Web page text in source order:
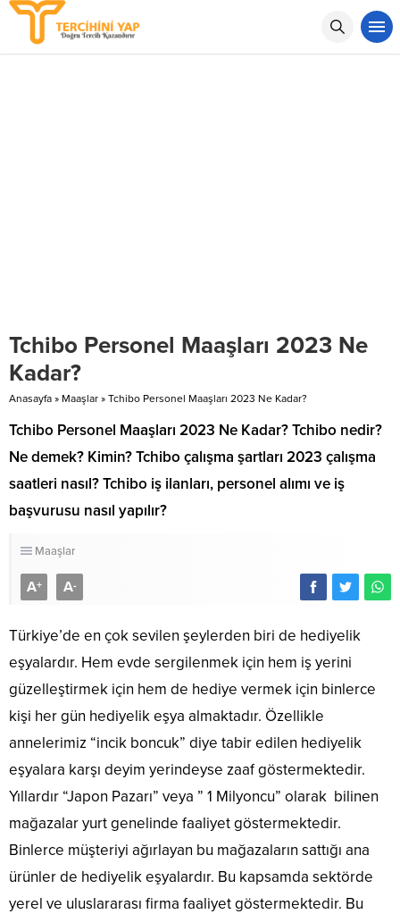
Tchibo Personel Maaşları 2023 Ne
Kadar?
Anasayfa » Maaşlar » Tchibo Personel Maaşları 2023 Ne Kadar?
Tchibo Personel Maaşları 2023 Ne Kadar? Tchibo nedir?
Ne demek? Kimin? Tchibo çalışma şartları 2023 çalışma
saatleri nasıl? Tchibo iş ilanları, personel alımı ve iş
başvurusu nasıl yapılır?
Maaşlar
A+ A-
Türkiye’de en çok sevilen şeylerden biri de hediyelik
eşyalardır. Hem evde sergilenmek için hem iş yerini
güzelleştirmek için hem de hediye vermek için binlerce
kişi her gün hediyelik eşya almaktadır. Özellikle
annelerimiz “incik boncuk” diye tabir edilen hediyelik
eşyalara karşı deyim yerindeyse zaaf göstermektedir.
Yıllardır “Japon Pazarı” veya ” 1 Milyoncu” olarak bilinen
mağazalar yurt genelinde faaliyet göstermektedir.
Binlerce müşteriyi ağırlayan bu mağazaların sattığı ana
ürünler de hediyelik eşyalardır. Bu kapsamda sektörde
yerel ve uluslararası firma faaliyet göstermektedir. Bu